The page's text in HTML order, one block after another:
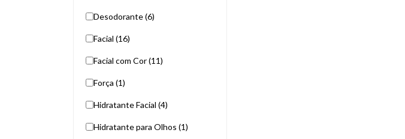
Desodorante (6)
Facial (16)
Facial com Cor (11)
Força (1)
Hidratante Facial (4)
Hidratante para Olhos (1)